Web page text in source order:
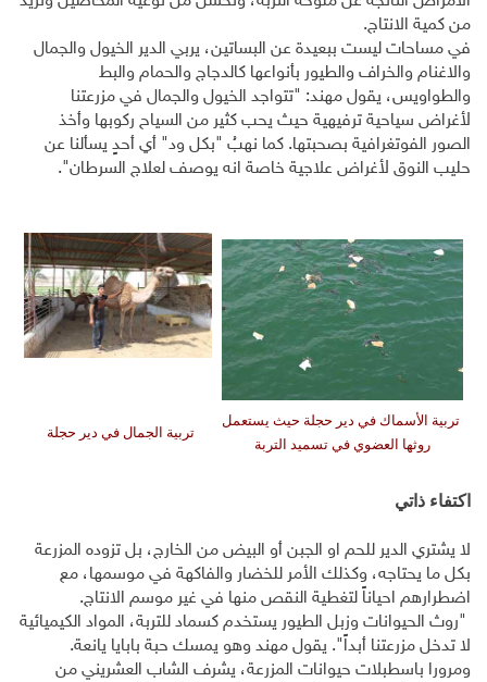
من كمية الانتاج.
في مساحات ليست ببعيدة عن البساتين، يربي الدير الخيول والجمال
والاغنام والخراف والطيور بأنواعها كالدجاج والحمام والبط
والطواويس، يقول مهند: "تتواجد الخيول والجمال في مزرعتنا
لأغراض سياحية ترفيهية حيث يحب كثير من السياح ركوبها وأخذ
الصور الفوتغرافية بصحبتها. كما نهبُ "بكل ود" أي أحدٍ يسألنا عن
حليب النوق لأغراض علاجية خاصة انه يوصف لعلاج السرطان".
تربية الأسماك في دير حجلة حيث يستعمل
روثها العضوي في تسميد التربة
تربية الجمال في دير حجلة
اكتفاء ذاتي
لا يشتري الدير للحم او الجبن أو البيض من الخارج، بل تزوده المزرعة
بكل ما يحتاجه، وكذلك الأمر للخضار والفاكهة في موسمها، مع
اضطرارهم احياناً لتغطية النقص منها في غير موسم الانتاج.
"روث الحيوانات وزبل الطيور يستخدم كسماد للتربة، المواد الكيميائية
لا تدخل مزرعتنا أبداً". يقول مهند وهو يمسك حبة بابايا يانعة.
ومرورا باسطبلات حيوانات المزرعة، يشرف الشاب العشريني من